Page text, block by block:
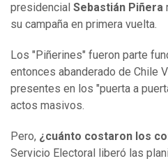
presidencial Sebastián Piñera
su campaña en primera vuelta.
Los "Piñerines" fueron parte
entonces abanderado de Chile
presentes en los "puerta a
actos masivos.
Pero, ¿cuánto costaron los
Servicio Electoral liberó las